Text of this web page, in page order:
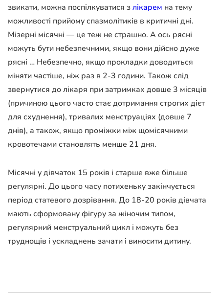
звикати, можна поспілкуватися злікарем на тему
можливості прийому спазмолітиків в критичні дні.
Мізерні місячні — це теж не страшно. А ось рясні
можуть бути небезпечними, якщо вони дійсно дуже
рясні … Небезпечно, якщо прокладки доводиться
міняти частіше, ніж раз в 2-3 години. Також слід
звернутися до лікаря при затримках довше 3 місяців
(причиною цього часто стає дотримання строгих дієт
для схуднення), тривалих менструаціях (довше 7
днів), а також, якщо проміжки між щомісячними
кровотечами становлять менше 21 дня.
Місячні у дівчаток 15 років і старше вже більше
регулярні. До цього часу потихеньку закінчується
період статевого дозрівання. До 18-20 років дівчата
мають сформовану фігуру за жіночим типом,
регулярний менструальний цикл і можуть без
труднощів і ускладнень зачати і виносити дитину.